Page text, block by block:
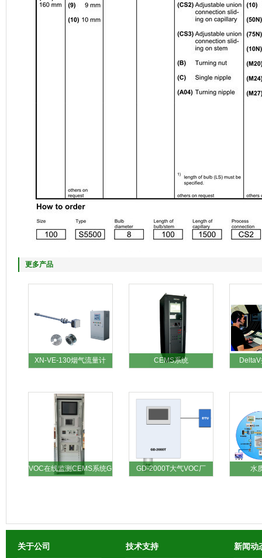
更多产品
XN-VE-130烟气流量计 CEMS系统
VOC在线监测CEMS系统G GD-2000T大气VOC厂 水
关于公司 技术支持 新闻动